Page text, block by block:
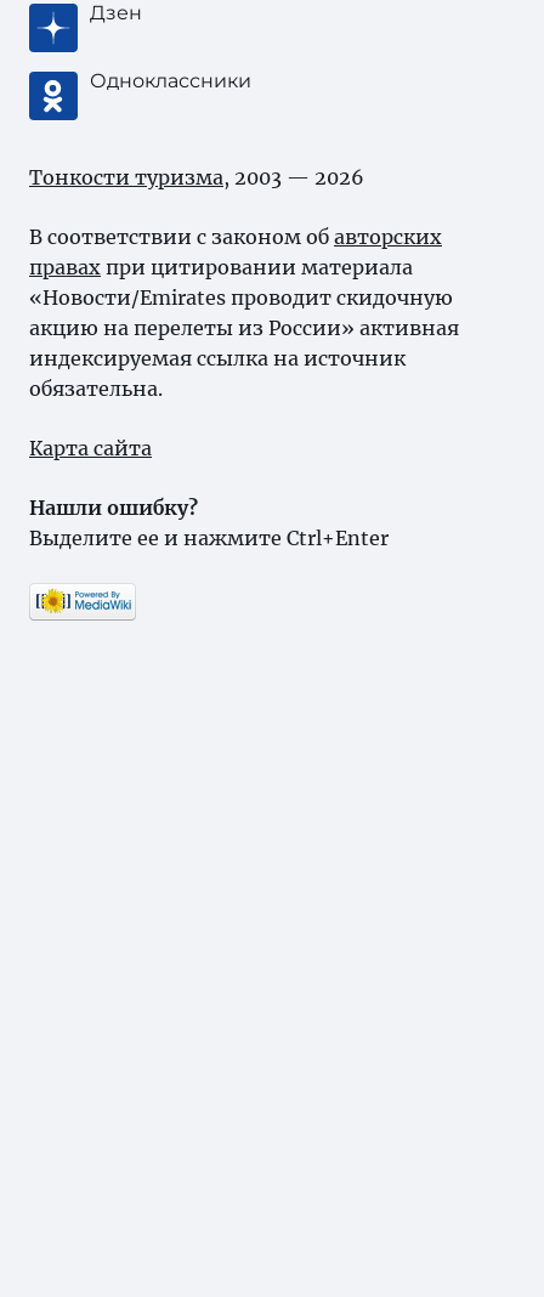
Дзен
Одноклассники
Тонкости туризма, 2003 — 2026
В соответствии с законом об авторских
правах при цитировании материала
«Новости/Emirates проводит скидочную
акцию на перелеты из России» активная
индексируемая ссылка на источник
обязательна.
Карта сайта
Нашли ошибку?
Выделите ее и нажмите Ctrl+Enter